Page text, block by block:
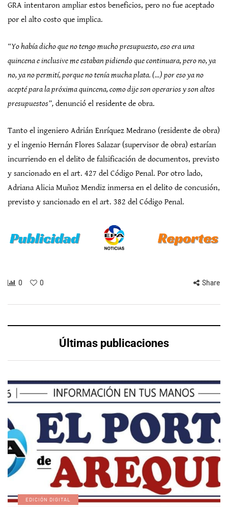
GRA intentaron ampliar estos beneficios, pero no fue aceptado
por el alto costo que implica.
“Yo había dicho que no tengo mucho presupuesto, eso era una
quincena e inclusive me estaban pidiendo que continuara, pero no, ya
no, ya no permití, porque no tenía mucha plata. (…) por eso ya no
acepté para la próxima quincena, como dije son operarios y son altos
presupuestos”, denunció el residente de obra.
Tanto el ingeniero Adrián Enríquez Medrano (residente de obra)
y el ingenio Hernán Flores Salazar (supervisor de obra) estarían
incurriendo en el delito de falsificación de documentos, previsto
y sancionado en el art. 427 del Código Penal. Por otro lado,
Adriana Alicia Muñoz Mendiz inmersa en el delito de concusión,
previsto y sancionado en el art. 382 del Código Penal.
0 0 Share
Últimas publicaciones
EDICIÓN DIGITAL